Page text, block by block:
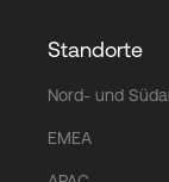
Standorte
Nord- und
EMEA